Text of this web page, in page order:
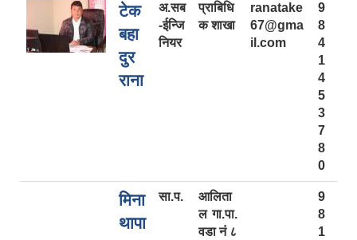
टेक
बहा
दुर
राना
अ.सब
-ईन्जि
नियर
प्राबिधि
क शाखा
ranatake
67@gma
il.com
9
8
4
1
4
5
3
7
8
0
मिना
थापा
सा.प.
आलिता
ल गा.पा.
वडा नं ८
9
8
1